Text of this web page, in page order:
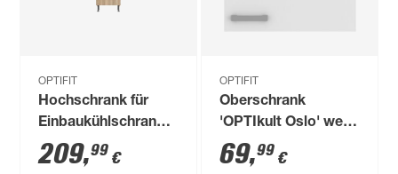
OPTIFIT
Hochschrank für
Einbaukühlschrank
'Optikomfort
Erik290' eichefarben
209,99 €
OPTIFIT
Oberschrank
'OPTIkult Oslo' weiß
60 x 57,6 x 34,6 cm
69,99 €